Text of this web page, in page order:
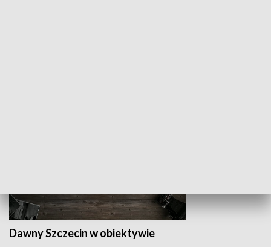
Dawny Szczecin w obiektywie